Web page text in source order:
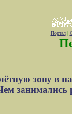
Портал|
зону в
занимались